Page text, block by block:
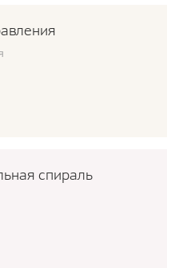
спираль